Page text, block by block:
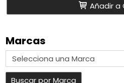
Marcas
Añadir a